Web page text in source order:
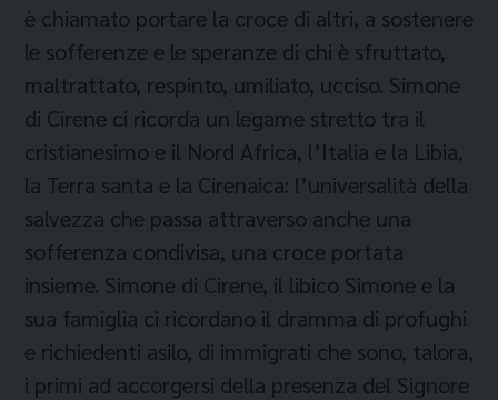
è chiamato portare la croce di altri, a sostenere
le sofferenze e le speranze di chi è sfruttato,
maltrattato, respinto, umiliato, ucciso. Simone
di Cirene ci ricorda un legame stretto tra il
cristianesimo e il Nord Africa, l’Italia e la Libia,
la Terra santa e la Cirenaica: l’universalità della
salvezza che passa attraverso anche una
sofferenza condivisa, una croce portata
insieme. Simone di Cirene, il libico Simone e la
sua famiglia ci ricordano il dramma di profughi
e richiedenti asilo, di immigrati che sono, talora,
i primi ad accorgersi della presenza del Signore